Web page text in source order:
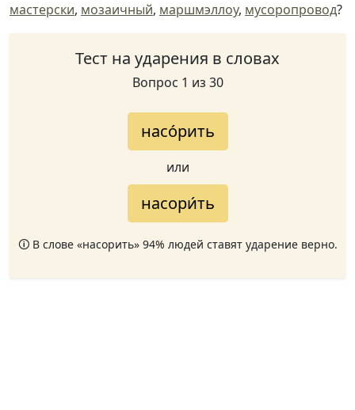
мастерски, мозаичный, маршмэллоу, мусоропровод?
Тест на ударения в словах
Вопрос 1 из 30
насо́рить
или
насори́ть
🛈 В слове «насорить» 94% людей ставят ударение верно.